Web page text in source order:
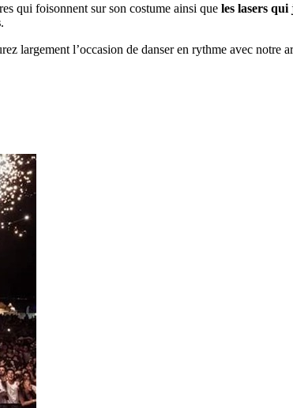
qui foisonnent sur son costume ainsi que les lasers qui
.
largement l’occasion de danser en rythme avec notre